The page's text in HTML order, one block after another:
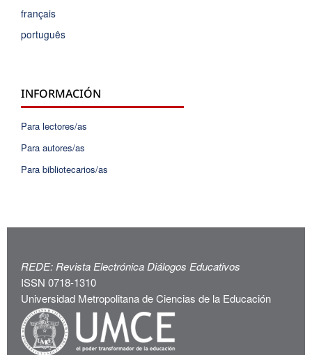
français
português
INFORMACIÓN
Para lectores/as
Para autores/as
Para bibliotecarios/as
REDE: Revista Electrónica Diálogos Educativos
ISSN 0718-1310
Universidad Metropolitana de Ciencias de la Educación